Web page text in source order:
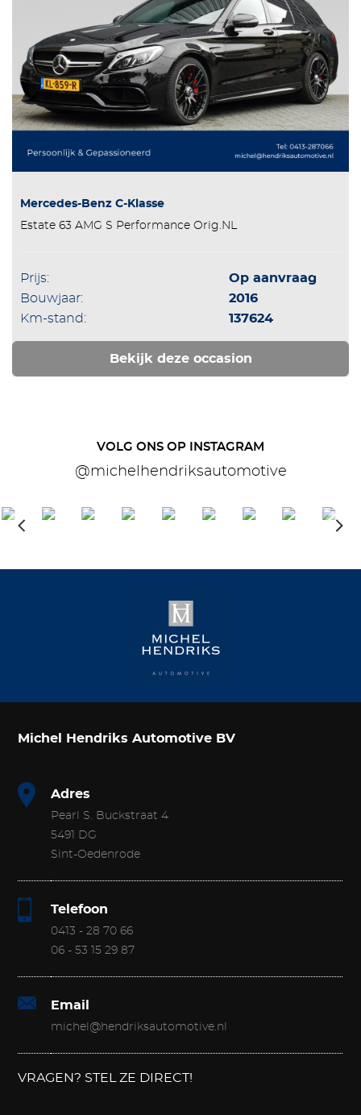
Mercedes-Benz C-Klasse
Estate 63 AMG S Performance Orig.NL
Prijs:
Op aanvraag
Bouwjaar:
2016
Km-stand:
137624
Bekijk deze occasion
VOLG ONS OP INSTAGRAM
@michelhendriksautomotive
Michel Hendriks Automotive BV
Adres
Pearl S. Buckstraat 4
5491 DG
Sint-Oedenrode
Telefoon
0413 - 28 70 66
06 - 53 15 29 87
Email
michel@hendriksautomotive.nl
VRAGEN? STEL ZE DIRECT!